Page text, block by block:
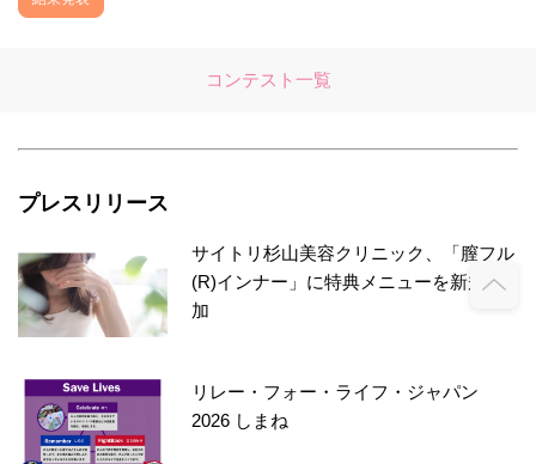
コンテスト一覧
プレスリリース
サイトリ杉山美容クリニック、「膣フル
(R)インナー」に特典メニューを新規追
加
リレー・フォー・ライフ・ジャパン
2026 しまね